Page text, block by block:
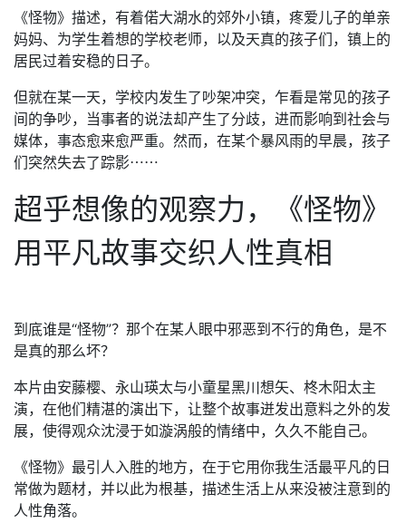
《怪物》描述，有着偌大湖水的郊外小镇，疼爱儿子的单亲
妈妈、为学生着想的学校老师，以及天真的孩子们，镇上的
居民过着安稳的日子。
但就在某一天，学校内发生了吵架冲突，乍看是常见的孩子
间的争吵，当事者的说法却产生了分歧，进而影响到社会与
媒体，事态愈来愈严重。然而，在某个暴风雨的早晨，孩子
们突然失去了踪影⋯⋯
超乎想像的观察力，《怪物》
用平凡故事交织人性真相
到底谁是“怪物”？那个在某人眼中邪恶到不行的角色，是不
是真的那么坏？
本片由安藤樱、永山瑛太与小童星黑川想矢、柊木阳太主
演，在他们精湛的演出下，让整个故事迸发出意料之外的发
展，使得观众沈浸于如漩涡般的情绪中，久久不能自己。
《怪物》最引人入胜的地方，在于它用你我生活最平凡的日
常做为题材，并以此为根基，描述生活上从来没被注意到的
人性角落。